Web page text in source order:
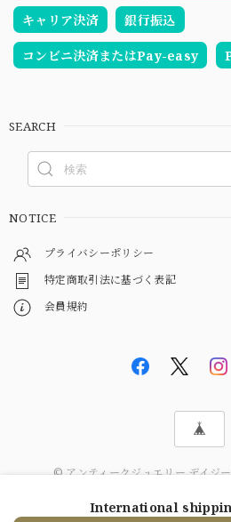
キャリア決済 銀行振込
コンビニ決済またはPay-easy
SEARCH
NOTICE
プライバシーポリシー
特定商取引法に基づく表記
会員規約
© アンティークジュエリー デイジ
Internationalショップに